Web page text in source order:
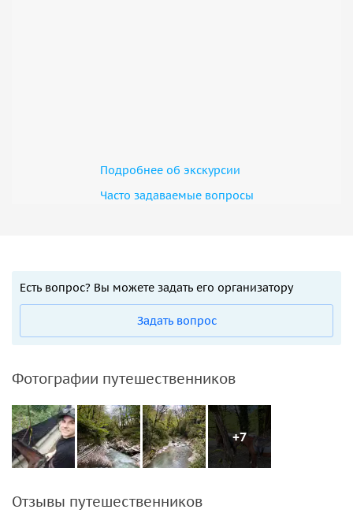
Подробнее об экскурсии
Часто задаваемые вопросы
Есть вопрос? Вы можете задать его организатору
Задать вопрос
Фотографии путешественников
+7
Отзывы путешественников